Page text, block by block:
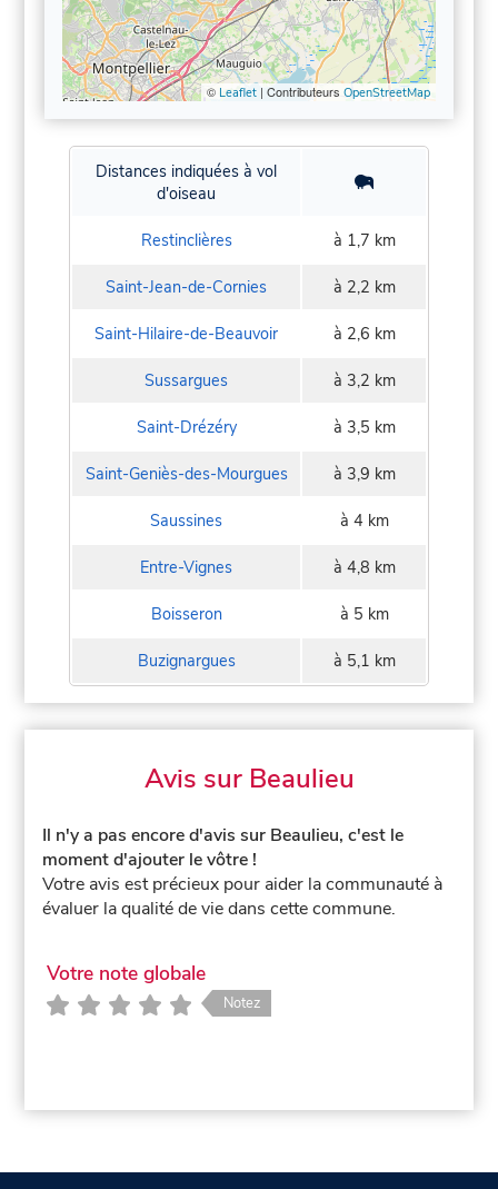
© Leaflet| Contributeurs OpenStreetMap
Distances indiquées à vol
d'oiseau
Restinclières à 1,7 km
Saint-Jean-de-Cornies à 2,2 km
Saint-Hilaire-de-Beauvoir à 2,6 km
Sussargues à 3,2 km
Saint-Drézéry à 3,5 km
Saint-Geniès-des-Mourgues à 3,9 km
Saussines à 4 km
Entre-Vignes à 4,8 km
Boisseron à 5 km
Buzignargues à 5,1 km
Avis sur Beaulieu
Il n'y a pas encore d'avis sur Beaulieu, c'est le
moment d'ajouter le vôtre !
Votre avis est précieux pour aider la communauté à
évaluer la qualité de vie dans cette commune.
Votre note globale
Notez